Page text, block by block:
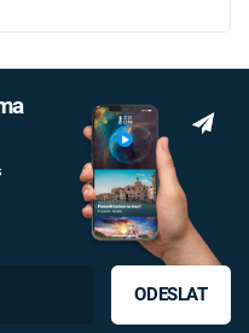
ODESLAT